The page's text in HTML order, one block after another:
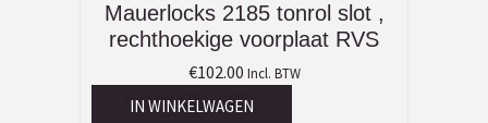
Mauerlocks 2185 tonrol slot ,
rechthoekige voorplaat RVS
€102.00 Incl. BTW
IN WINKELWAGEN